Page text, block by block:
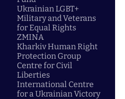
Ukrainian LGBT+
Military and Veterans
for Equal Rights
ZMINA
Kharkiv Human Right
Protection Group
Centre for Civil
Liberties
International Centre
for a Ukrainian Victory